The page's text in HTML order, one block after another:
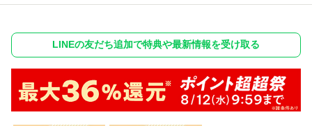
LINEの友だち追加で特典や最新情報を受け取る